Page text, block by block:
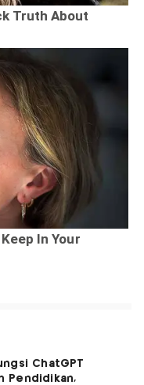
ChatGPT
Pendidikan,